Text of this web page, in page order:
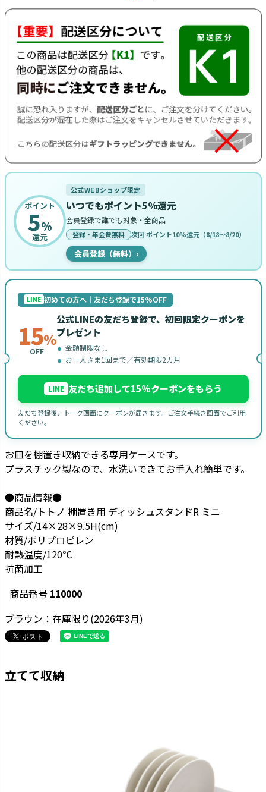
ポイント
5%
還元
公式WEBショップ限定
いつでもポイント5%還元
会員登録で誰でも対象・全商品
登録・年会費無料 次回 ポイント10%還元（8/18〜8/20）
会員登録（無料） ›
LINE 初めての方へ｜友だち登録で15%OFF
15%
OFF
公式LINEの友だち登録で、初回限定クーポンを
プレゼント
金額制限なし
お一人さま1回まで／有効期限2カ月
LINE 友だち追加して15%クーポンをもらう
友だち登録後、トーク画面にクーポンが届きます。ご注文手続き画面でご利用
ください。
お皿を棚置き収納できる専用ケースです。
プラスチック製なので、水洗いできてお手入れ簡単です。
●商品情報●
商品名/トトノ 棚置き用 ディッシュスタンドR ミニ
サイズ/14×28×9.5H(cm)
材質/ポリプロピレン
耐熱温度/120℃
抗菌加工
商品番号 110000
ブラウン：在庫限り(2026年3月)
立てて収納